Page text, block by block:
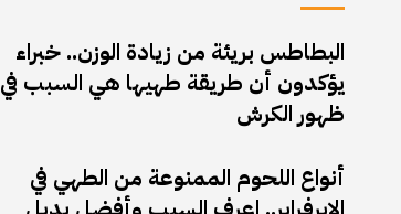
البطاطس بريئة من زيادة الوزن.. خبراء
يؤكدون أن طريقة طهيها هي السبب في
ظهور الكرش
أنواع اللحوم الممنوعة من الطهي في